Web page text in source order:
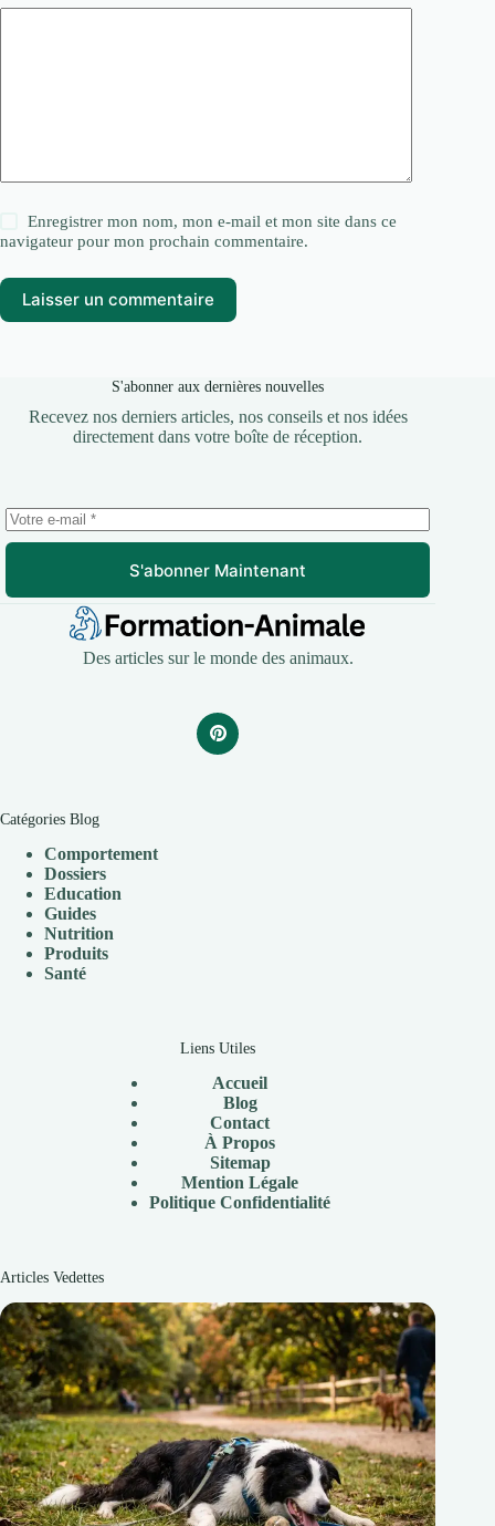
Enregistrer mon nom, mon e-mail et mon site dans ce
navigateur pour mon prochain commentaire.
Laisser un commentaire
S'abonner aux dernières nouvelles
Recevez nos derniers articles, nos conseils et nos idées
directement dans votre boîte de réception.
S'abonner Maintenant
Des articles sur le monde des animaux.
Catégories Blog
Comportement
Dossiers
Education
Guides
Nutrition
Produits
Santé
Liens Utiles
Accueil
Blog
Contact
À Propos
Sitemap
Mention Légale
Politique Confidentialité
Articles Vedettes